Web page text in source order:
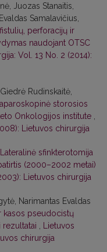
Juozas Stanaitis,
Samalavičius,
perforacijų ir
naudojant OTSC
Vol. 13 No. 2 (2014):
Rudinskaitė,
Laparoskopinė storosios
Onkologijos institute
Lietuvos chirurgija
Lateralinė sfinkterotomija
(2000–2002 metai)
Lietuvos chirurgija
Narimantas Evaldas
kasos pseudocistų
Lietuvos
chirurgija